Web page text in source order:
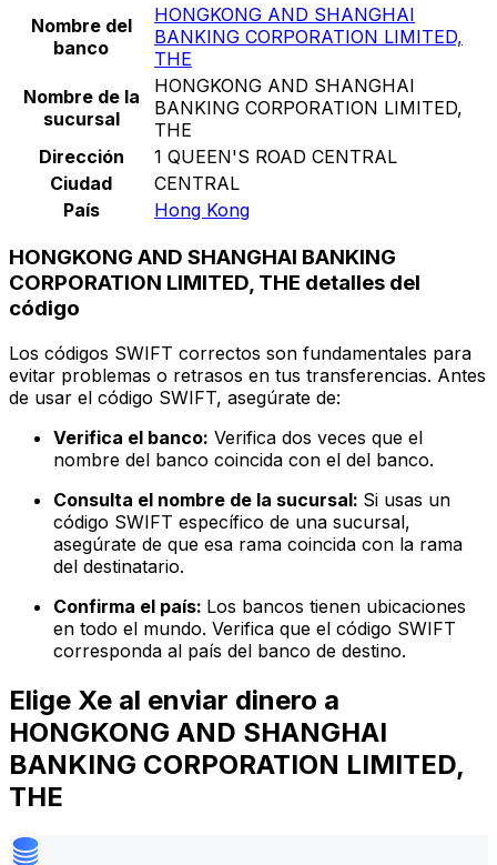
Nombre del
banco
HONGKONG AND SHANGHAI
BANKING CORPORATION LIMITED,
THE
Nombre de la
sucursal
HONGKONG AND SHANGHAI
BANKING CORPORATION LIMITED,
THE
Dirección
1 QUEEN'S ROAD CENTRAL
Ciudad
CENTRAL
País
Hong Kong
HONGKONG AND SHANGHAI BANKING
CORPORATION LIMITED, THE detalles del
código
Los códigos SWIFT correctos son fundamentales para
evitar problemas o retrasos en tus transferencias. Antes
de usar el código SWIFT, asegúrate de:
Verifica el banco: Verifica dos veces que el
nombre del banco coincida con el del banco.
Consulta el nombre de la sucursal: Si usas un
código SWIFT específico de una sucursal,
asegúrate de que esa rama coincida con la rama
del destinatario.
Confirma el país: Los bancos tienen ubicaciones
en todo el mundo. Verifica que el código SWIFT
corresponda al país del banco de destino.
Elige Xe al enviar dinero a
HONGKONG AND SHANGHAI
BANKING CORPORATION LIMITED,
THE